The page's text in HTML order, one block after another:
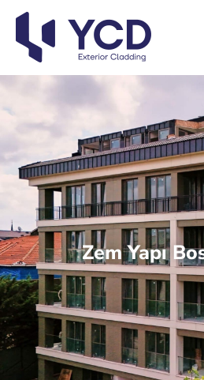
Zem Yapı